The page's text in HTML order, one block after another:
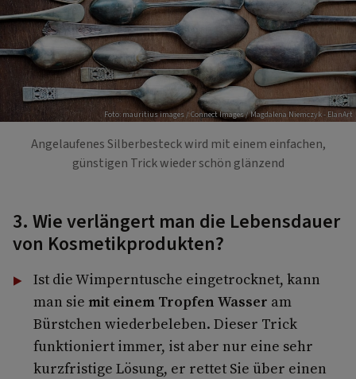
Foto: mauritius images / Connect Images / Magdalena Niemczyk - ElanArt
Angelaufenes Silberbesteck wird mit einem einfachen,
günstigen Trick wieder schön glänzend
3. Wie verlängert man die Lebensdauer
von Kosmetikprodukten?
Ist die Wimperntusche eingetrocknet, kann
man sie mit einem Tropfen Wasser am
Bürstchen wiederbeleben. Dieser Trick
funktioniert immer, ist aber nur eine sehr
kurzfristige Lösung, er rettet Sie über einen